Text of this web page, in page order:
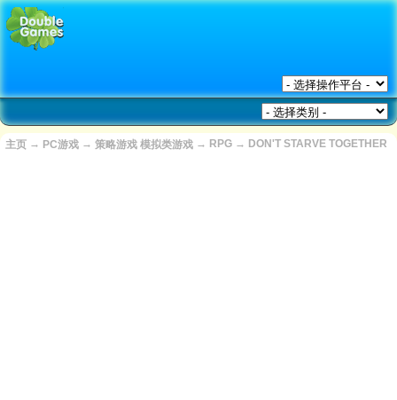
主页 → PC游戏 → 策略游戏 模拟类游戏 → RPG → DON'T STARVE TOGETHER